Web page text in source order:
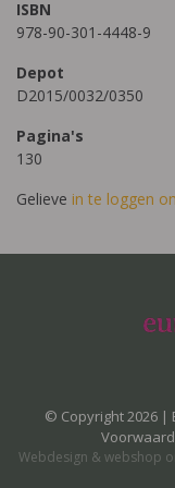
ISBN
978-90-301-4448-9
Depot
D2015/0032/0350
Pagina's
130
Gelieve in te loggen
© Copyright 2026 |
Webdesign & webshop